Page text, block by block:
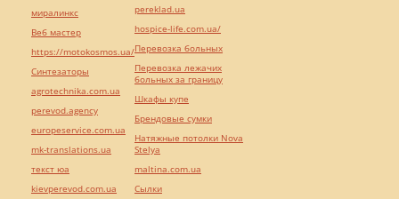
миралинкс
Веб мастер
https://motokosmos.ua/
Синтезаторы
agrotechnika.com.ua
perevod.agency
europeservice.com.ua
mk-translations.ua
текст юа
kievperevod.com.ua
pereklad.ua
hospice-life.com.ua/
Перевозка больных
Перевозка лежачих
больных за границу
Шкафы купе
Брендовые сумки
Натяжные потолки Nova
Stelya
maltina.com.ua
Cылки